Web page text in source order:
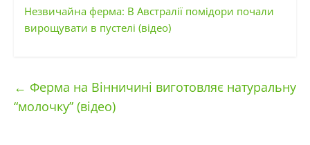
Незвичайна ферма: В Австралії помідори почали
вирощувати в пустелі (відео)
← Ферма на Вінничині виготовляє натуральну
“молочку” (відео)